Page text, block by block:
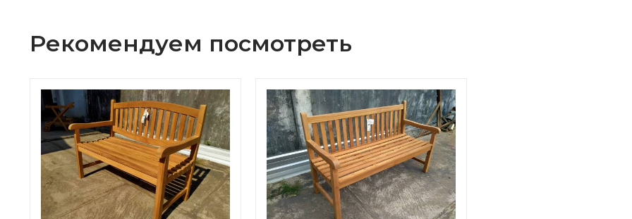
Рекомендуем посмотреть